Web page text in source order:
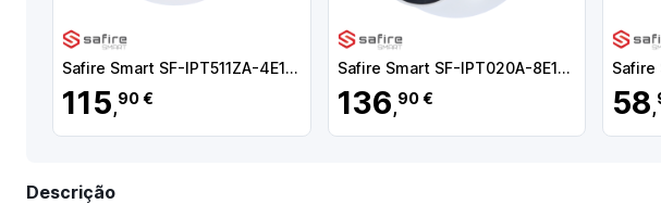
Safire Smart SF-IPT511ZA-4E1-NIGHT Câmara Turret IP E1 NightColor X AI-ISP, 4 MP, 2.8-12 mm, 30 m, PoE, IP67, Áudio, MicroSD, Deteção de movimento, IA , Branco - 8435325489759
115,90 €
Safire Smart SF-IPT020A-8E1-NIGHTPRO Câmara Turret IP E1 NightColor X AI-ISP, 8 MP, 2.8 mm, 30 m, PoE, IP67, Áudio, MicroSD, IA, Branco - 8435325490595
136,90 € 58,
Descrição